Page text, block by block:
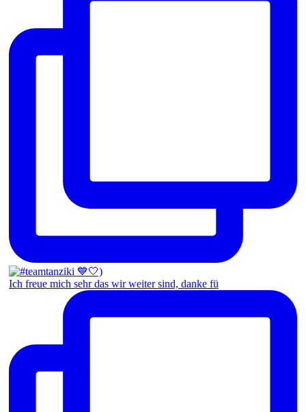
Ich freue mich sehr das wir weiter sind, danke fü